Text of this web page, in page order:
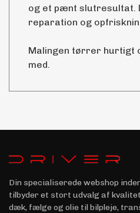
og et pænt slutresultat.
reparation og
Malingen tørrer hurtigt
med.
Din specialiserede webshop
tilbyder et stort udvalg af
dæk, fælge og olie til bilpleje,